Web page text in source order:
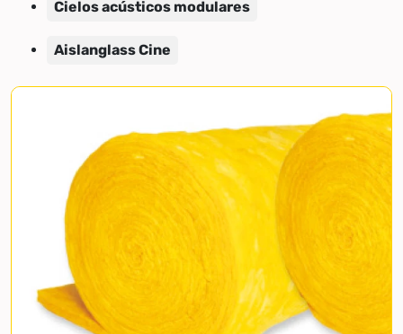
Cielos acústicos modulares
Aislanglass Cine